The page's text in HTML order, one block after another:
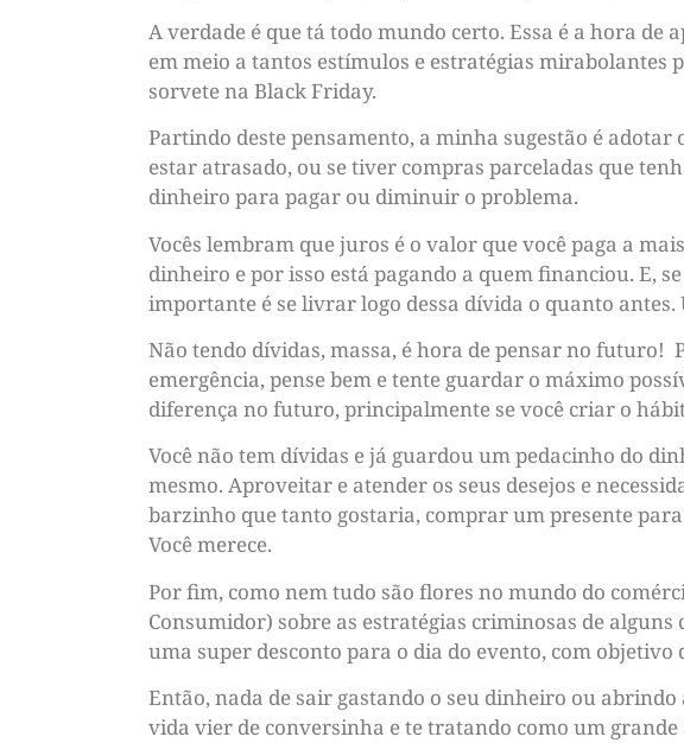
A verdade é que tá todo mundo certo. Essa é a hora
em meio a tantos estímulos e estratégias
sorvete na Black Friday.
Partindo deste pensamento, a minha sugestão é
estar atrasado, ou se tiver compras parceladas que
dinheiro para pagar ou diminuir o problema.
Vocês lembram que juros é o valor que você paga a
dinheiro e por isso está pagando a quem financiou. E,
importante é se livrar logo dessa dívida o quanto
Não tendo dívidas, massa, é hora de pensar no futuro!
emergência, pense bem e tente guardar o máximo
diferença no futuro, principalmente se você criar o
Você não tem dívidas e já guardou um pedacinho do
mesmo. Aproveitar e atender os seus desejos e
barzinho que tanto gostaria, comprar um presente
Você merece.
Por fim, como nem tudo são flores no mundo do
Consumidor) sobre as estratégias criminosas de
uma super desconto para o dia do evento, com
Então, nada de sair gastando o seu dinheiro ou
vida vier de conversinha e te tratando como um